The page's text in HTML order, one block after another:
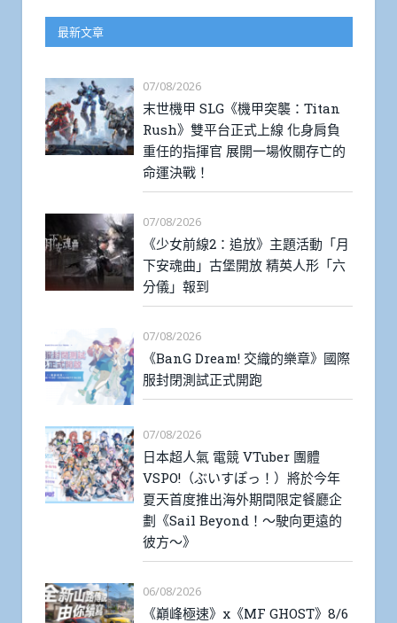
最新文章
07/08/2026
末世機甲 SLG《機甲突襲：Titan
Rush》雙平台正式上線 化身肩負
重任的指揮官 展開一場攸關存亡的
命運決戰！
07/08/2026
《少女前線2：追放》主題活動「月
下安魂曲」古堡開放 精英人形「六
分儀」報到
07/08/2026
《BanG Dream! 交織的樂章》國際
服封閉測試正式開跑
07/08/2026
日本超人氣 電競 VTuber 團體
VSPO!（ぶいすぽっ！）將於今年
夏天首度推出海外期間限定餐廳企
劃《Sail Beyond！～駛向更遠的
彼方～》
06/08/2026
《巔峰極速》x《MF GHOST》8/6